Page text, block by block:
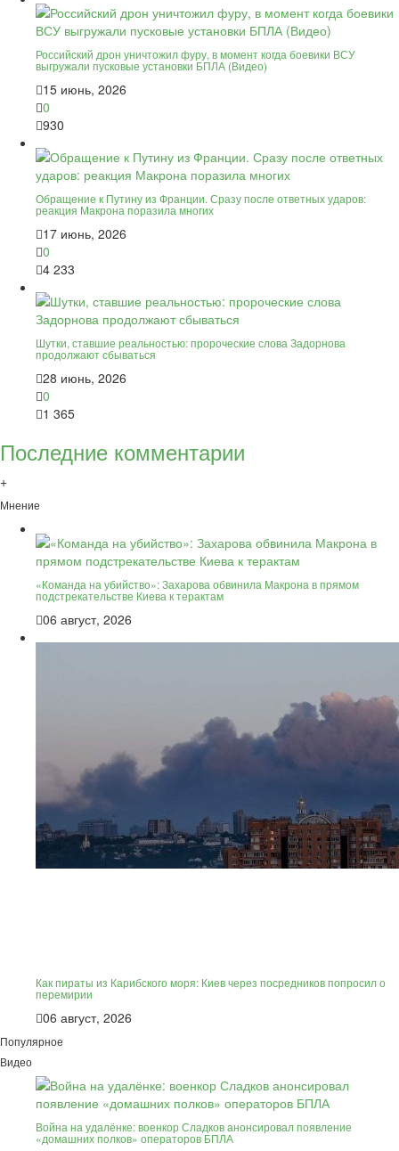
Российский дрон уничтожил фуру, в момент когда боевики ВСУ
выгружали пусковые установки БПЛА (Видео)
15 июнь, 2026
0
930
Обращение к Путину из Франции. Сразу после ответных ударов:
реакция Макрона поразила многих
17 июнь, 2026
0
4 233
Шутки, ставшие реальностью: пророческие слова Задорнова
продолжают сбываться
28 июнь, 2026
0
1 365
Последние комментарии
+
Мнение
«Команда на убийство»: Захарова обвинила Макрона в прямом
подстрекательстве Киева к терактам
06 август, 2026
Как пираты из Карибского моря: Киев через посредников попросил о
перемирии
06 август, 2026
Популярное
Видео
Война на удалёнке: военкор Сладков анонсировал появление
«домашних полков» операторов БПЛА